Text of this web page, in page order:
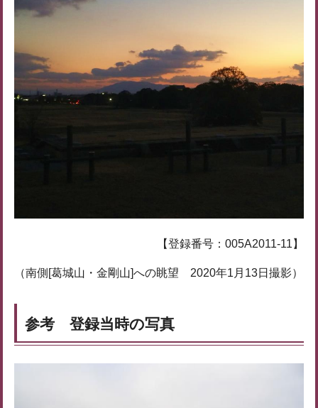
【登録番号：005A2011-11】
（南側[葛城山・金剛山]への眺望 2020年1月13日撮影）
参考 登録当時の写真